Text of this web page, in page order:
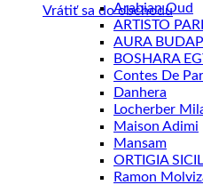
Vrátiť sa do obchodu
Arabian Oud
ARTISTO
AURA
BOSHARA
Contes De
Danhera
Locherber
Maison Adimi
Mansam
ORTIGIA
Ramon